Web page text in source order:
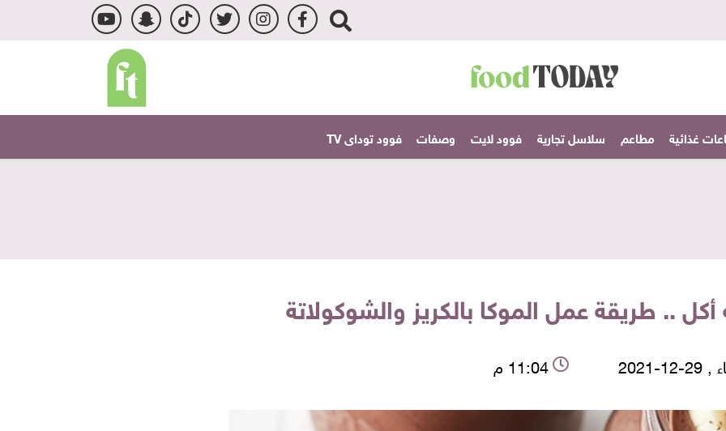
غذائية مطاعم سلاسل تجارية فوود لايت وصفات فوود توداى TV
.. طريقة عمل الموكا بالكريز والشوكولاتة
11:04 م